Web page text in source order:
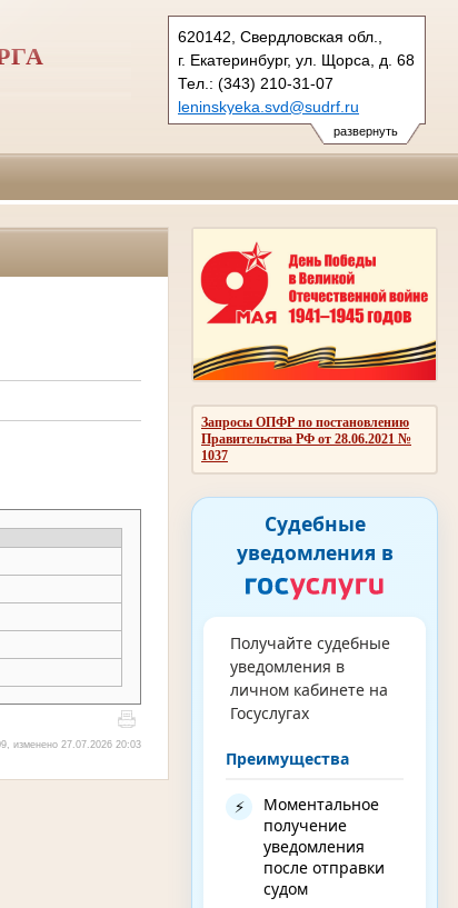
развернуть
620142, Свердловская обл.,
г. Екатеринбург, ул. Щорса, д. 68
Тел.: (343) 210-31-07
leninskyeka.svd@sudrf.ru
Запросы ОПФР по постановлению
Правительства РФ от 28.06.2021 №
1037
Судебные
уведомления в
Получайте судебные
уведомления в
личном кабинете на
Госуслугах
Преимущества
⚡
Моментальное
получение
уведомления
после отправки
судом
изменено 27.07.2026 20:03